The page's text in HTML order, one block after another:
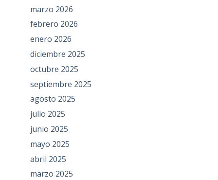
marzo 2026
febrero 2026
enero 2026
diciembre 2025
octubre 2025
septiembre 2025
agosto 2025
julio 2025
junio 2025
mayo 2025
abril 2025
marzo 2025